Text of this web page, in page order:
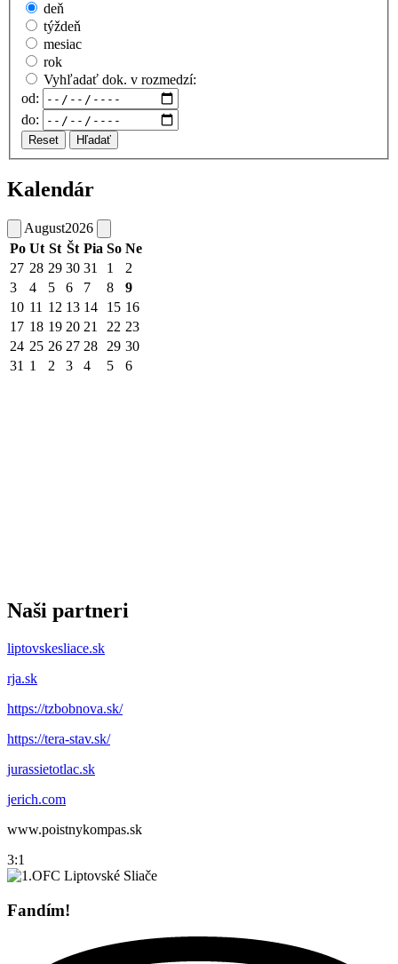
deň
týždeň
mesiac
rok
Vyhľadať dok. v rozmedzí:
od:
do:
Reset Hľadať
Kalendár
August2026
Po Ut St Št Pia So Ne
27 28 29 30 31 1
2
3
4 5 6 7 8
9
10 11 12 13 14 15 16
17 18 19 20 21 22 23
24 25 26 27 28 29 30
31 1 2 3 4 5 6
Naši partneri
liptovskesliace.sk
rja.sk
https://tzbobnova.sk/
https://tera-stav.sk/
jurassietotlac.sk
jerich.com
www.poistnykompas.sk
3:1
Fandím!